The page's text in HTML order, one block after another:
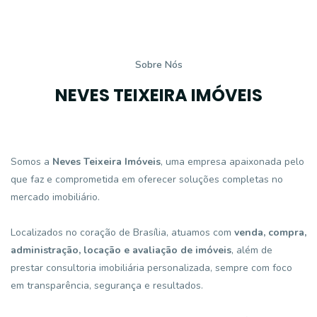
Sobre Nós
NEVES TEIXEIRA IMÓVEIS
Somos a Neves Teixeira Imóveis, uma empresa apaixonada pelo
que faz e comprometida em oferecer soluções completas no
mercado imobiliário.
Localizados no coração de Brasília, atuamos com venda, compra,
administração, locação e avaliação de imóveis, além de
prestar consultoria imobiliária personalizada, sempre com foco
em transparência, segurança e resultados.